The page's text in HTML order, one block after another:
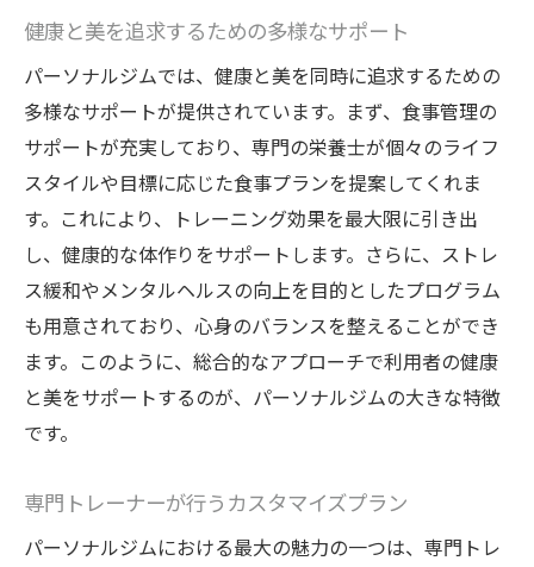
健康と美を追求するための多様なサポート
パーソナルジムでは、健康と美を同時に追求するための
多様なサポートが提供されています。まず、食事管理の
サポートが充実しており、専門の栄養士が個々のライフ
スタイルや目標に応じた食事プランを提案してくれま
す。これにより、トレーニング効果を最大限に引き出
し、健康的な体作りをサポートします。さらに、ストレ
ス緩和やメンタルヘルスの向上を目的としたプログラム
も用意されており、心身のバランスを整えることができ
ます。このように、総合的なアプローチで利用者の健康
と美をサポートするのが、パーソナルジムの大きな特徴
です。
専門トレーナーが行うカスタマイズプラン
パーソナルジムにおける最大の魅力の一つは、専門トレ